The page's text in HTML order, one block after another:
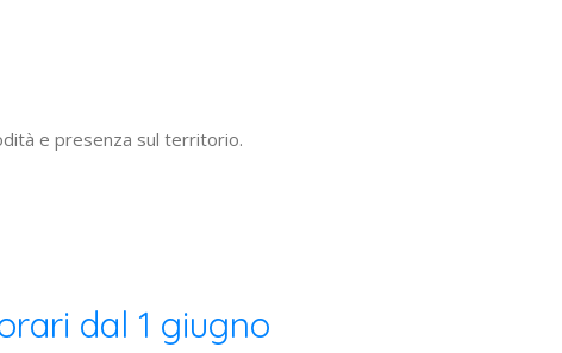
e presenza sul territorio.
dal 1 giugno